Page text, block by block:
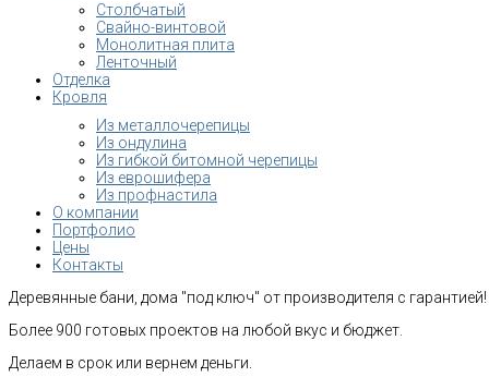
Столбчатый
Свайно-винтовой
Монолитная плита
Ленточный
Отделка
Кровля
Из металлочерепицы
Из ондулина
Из гибкой битомной черепицы
Из еврошифера
Из профнастила
О компании
Портфолио
Цены
Контакты
Деревянные бани, дома "под ключ" от производителя с гарантией!
Более 900 готовых проектов на любой вкус и бюджет.
Делаем в срок или вернем деньги.